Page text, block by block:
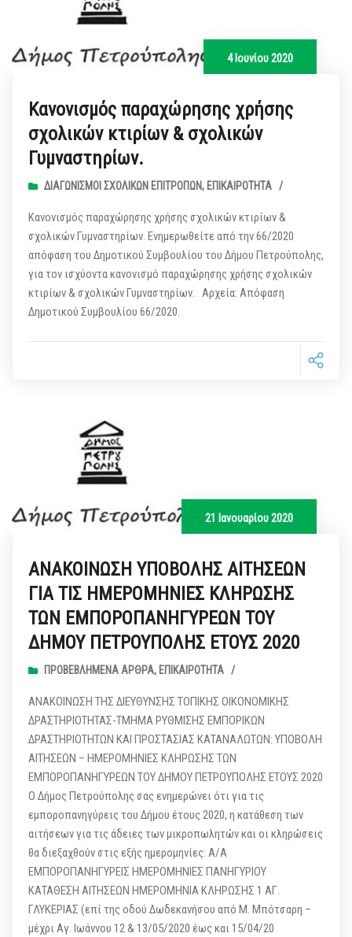
4 Ιουνίου 2020
Κανονισμός παραχώρησης χρήσης
σχολικών κτιρίων & σχολικών
Γυμναστηρίων.
ΔΙΑΓΩΝΙΣΜΟΊ ΣΧΟΛΙΚΏΝ ΕΠΙΤΡΟΠΏΝ, ΕΠΙΚΑΙΡΌΤΗΤΑ /
Κανονισμός παραχώρησης χρήσης σχολικών κτιρίων &
σχολικών Γυμναστηρίων. Ενημερωθείτε από την 66/2020
απόφαση του Δημοτικού Συμβουλίου του Δήμου Πετρούπολης,
για τον ισχύοντα κανονισμό παραχώρησης χρήσης σχολικών
κτιρίων & σχολικών Γυμναστηρίων. Αρχεία: Απόφαση
Δημοτικού Συμβουλίου 66/2020.
21 Ιανουαρίου 2020
ΑΝΑΚΟΙΝΩΣΗ ΥΠΟΒΟΛΗΣ ΑΙΤΗΣΕΩΝ
ΓΙΑ ΤΙΣ ΗΜΕΡΟΜΗΝΙΕΣ ΚΛΗΡΩΣΗΣ
ΤΩΝ ΕΜΠΟΡΟΠΑΝΗΓΥΡΕΩΝ ΤΟΥ
ΔΗΜΟΥ ΠΕΤΡΟΥΠΟΛΗΣ ΕΤΟΥΣ 2020
ΠΡΟΒΕΒΛΗΜΈΝΑ ΆΡΘΡΑ, ΕΠΙΚΑΙΡΌΤΗΤΑ /
ΑΝΑΚΟΙΝΩΣΗ ΤΗΣ ΔΙΕΥΘΥΝΣΗΣ ΤΟΠΙΚΗΣ ΟΙΚΟΝΟΜΙΚΗΣ
ΔΡΑΣΤΗΡΙΟΤΗΤΑΣ-ΤΜΗΜΑ ΡΥΘΜΙΣΗΣ ΕΜΠΟΡΙΚΩΝ
ΔΡΑΣΤΗΡΙΟΤΗΤΩΝ ΚΑΙ ΠΡΟΣΤΑΣΙΑΣ ΚΑΤΑΝΑΛΩΤΩΝ: ΥΠΟΒΟΛΗ
ΑΙΤΗΣΕΩΝ – ΗΜΕΡΟΜΗΝΙΕΣ ΚΛΗΡΩΣΗΣ ΤΩΝ
ΕΜΠΟΡΟΠΑΝΗΓΥΡΕΩΝ ΤΟΥ ΔΗΜΟΥ ΠΕΤΡΟΥΠΟΛΗΣ ΕΤΟΥΣ 2020
Ο Δήμος Πετρούπολης σας ενημερώνει ότι για τις
εμποροπανηγύρεις του Δήμου έτους 2020, η κατάθεση των
αιτήσεων για τις άδειες των μικροπωλητών και οι κληρώσεις
θα διεξαχθούν στις εξής ημερομηνίες: Α/Α
ΕΜΠOΡΟΠΑΝΗΓΥΡΕΙΣ ΗΜΕΡΟΜΗΝΙΕΣ ΠΑΝΗΓΥΡΙΟΥ
ΚΑΤΑΘΕΣΗ ΑΙΤΗΣΕΩΝ ΗΜΕΡΟΜΗΝΙΑ ΚΛΗΡΩΣΗΣ 1 ΑΓ.
ΓΛΥΚΕΡΙΑΣ (επί της οδού Δωδεκανήσου από Μ. Μπότσαρη –
μέχρι Αγ. Ιωάννου 12 & 13/05/2020 έως και 15/04/20